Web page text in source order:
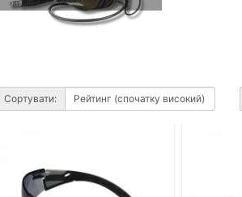
Сортувати: